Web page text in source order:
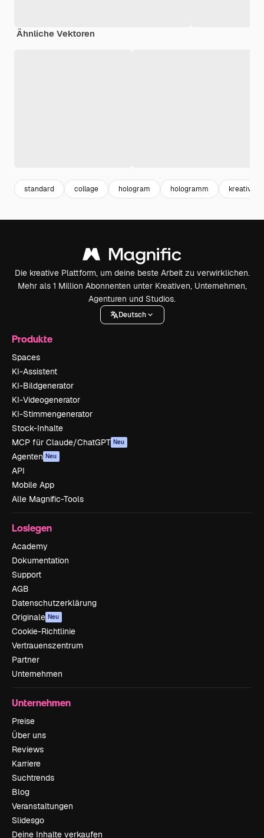
Ähnliche Vektoren
standard collage hologram hologramm kreativ
Die kreative Plattform, um deine beste Arbeit zu verwirklichen.
Mehr als 1 Million Abonnenten unter Kreativen, Unternehmen,
Agenturen und Studios.
Deutsch
Produkte
Spaces
KI-Assistent
KI-Bildgenerator
KI-Videogenerator
KI-Stimmengenerator
Stock-Inhalte
MCP für Claude/ChatGPT Neu
Agenten Neu
API
Mobile App
Alle Magnific-Tools
Loslegen
Academy
Dokumentation
Support
AGB
Datenschutzerklärung
Originale Neu
Cookie-Richtlinie
Vertrauenszentrum
Partner
Unternehmen
Unternehmen
Preise
Über uns
Reviews
Karriere
Suchtrends
Blog
Veranstaltungen
Slidesgo
Deine Inhalte verkaufen